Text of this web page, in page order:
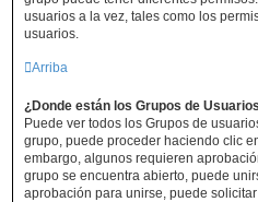
usuarios a la vez, tales como los
usuarios.
Arriba
¿Donde están los Grupos de
Puede ver todos los Grupos de
grupo, puede proceder haciendo clic
embargo, algunos requieren
grupo se encuentra abierto, puede
aprobación para unirse, puede